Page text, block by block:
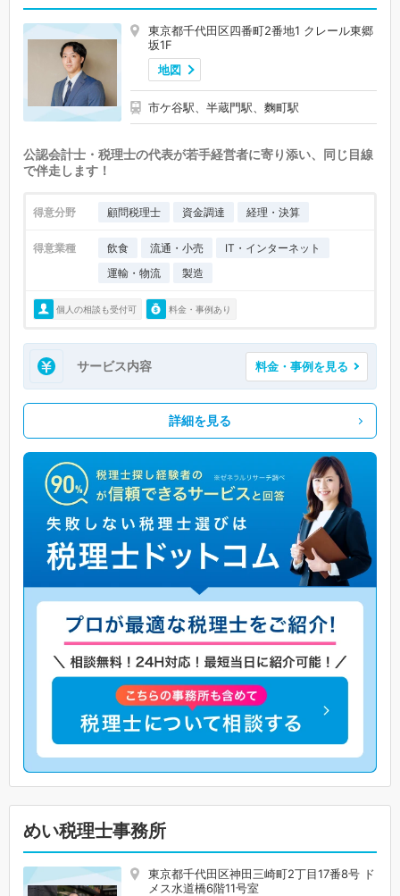
東京都千代田区四番町2番地1 クレール東郷
坂1F
地図
市ケ谷駅、半蔵門駅、麴町駅
公認会計士・税理士の代表が若手経営者に寄り添い、同じ目線
で伴走します！
得意分野 顧問税理士 資金調達 経理・決算
得意業種 飲食 流通・小売
IT・インターネット
運輸・物流
製造
個人の相談も受付可 料金・事例あり
サービス内容 料金・事例を見る
詳細を見る
めい税理士事務所
東京都千代田区神田三崎町2丁目17番8号 ド
メス水道橋6階11号室